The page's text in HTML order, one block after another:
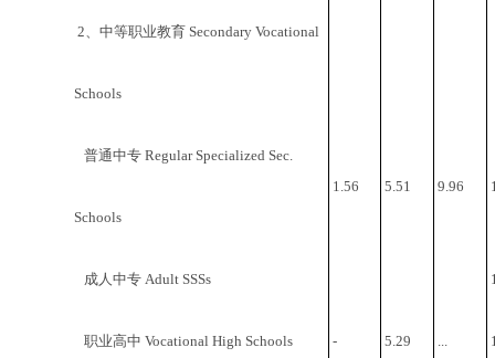
2、中等职业教育 Secondary Vocational
Schools
普通中专 Regular Specialized Sec.
Schools
1.56 5.51 9.96
成人中专 Adult SSSs
职业高中 Vocational High Schools - 5.29 ...